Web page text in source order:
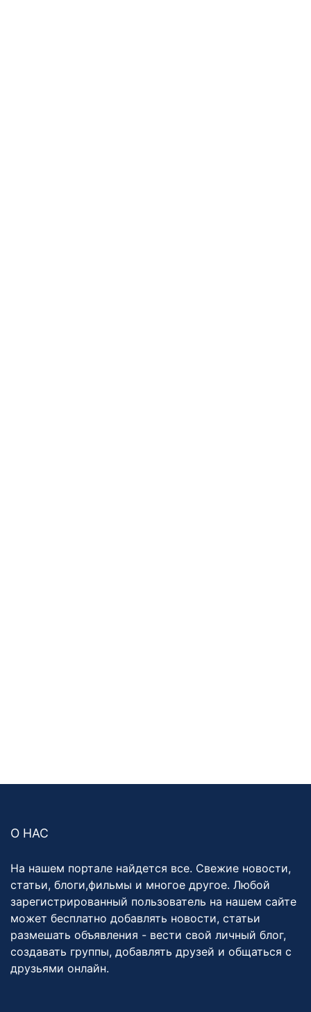
О НАС
На нашем портале найдется все. Свежие новости,
статьи, блоги,фильмы и многое другое. Любой
зарегистрированный пользователь на нашем сайте
может бесплатно добавлять новости, статьи
размешать объявления - вести свой личный блог,
создавать группы, добавлять друзей и общаться с
друзьями онлайн.